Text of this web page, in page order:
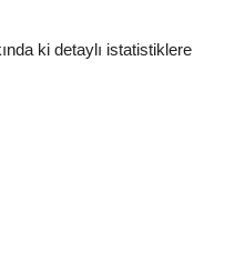
ki detaylı istatistiklere